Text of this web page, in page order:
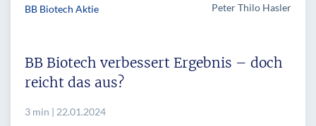
BB Biotech Aktie Peter Thilo Hasler
BB Biotech verbessert Ergebnis – doch
reicht das aus?
3 min | 22.01.2024